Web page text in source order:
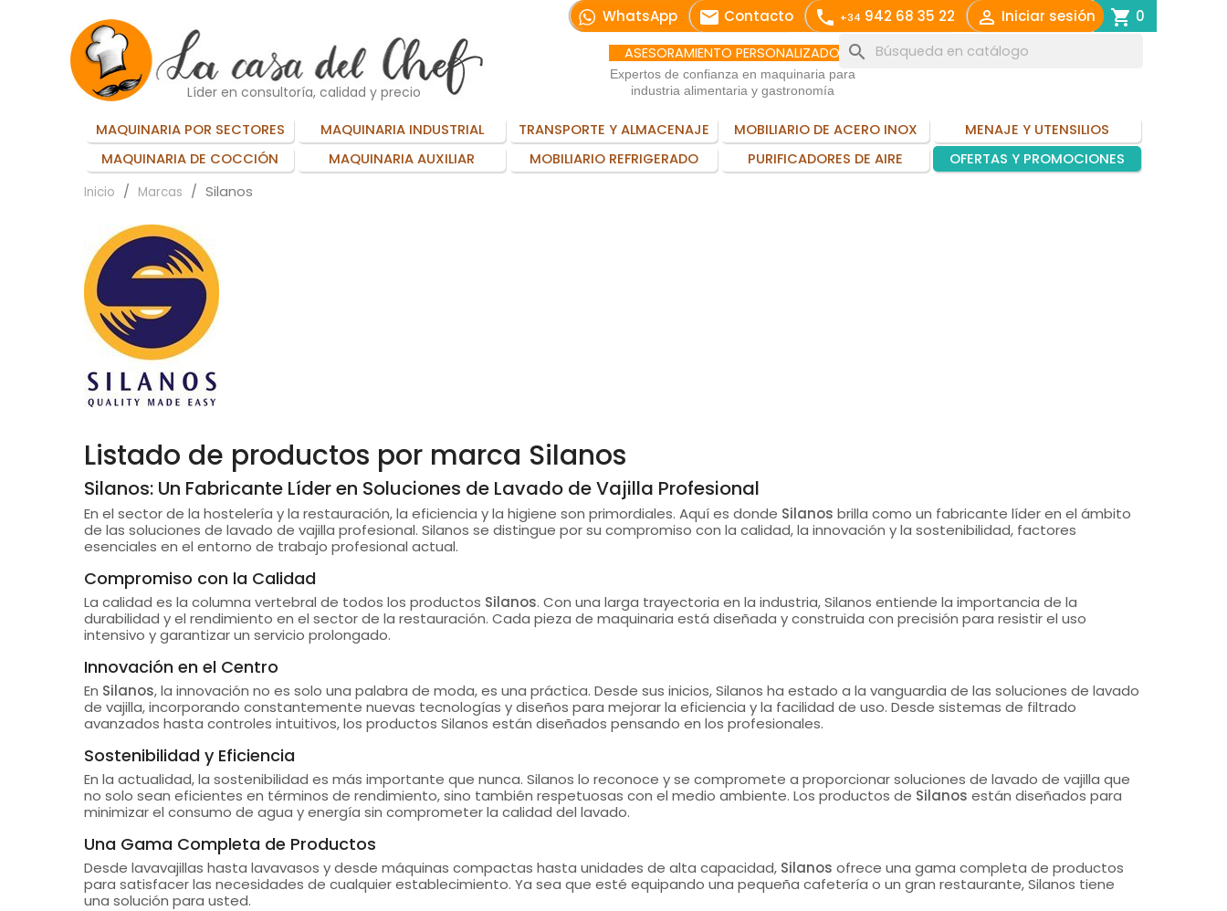
WhatsApp email Contacto call +34 942 68 35 22  Iniciar sesión shopping_cart 0
Líder en consultoría, calidad y precio
ASESORAMIENTO PERSONALIZADO
Expertos de confianza en maquinaria para
industria alimentaria y gastronomía
search
MAQUINARIA POR SECTORES MAQUINARIA INDUSTRIAL TRANSPORTE Y ALMACENAJE MOBILIARIO DE ACERO INOX
MENAJE Y UTENSILIOS
MAQUINARIA DE COCCIÓN
MAQUINARIA AUXILIAR MOBILIARIO REFRIGERADO PURIFICADORES DE AIRE OFERTAS Y PROMOCIONES
Inicio Marcas Silanos
Listado de productos por marca Silanos
Silanos: Un Fabricante Líder en Soluciones de Lavado de Vajilla Profesional
En el sector de la hostelería y la restauración, la eficiencia y la higiene son primordiales. Aquí es donde Silanos brilla como un fabricante líder en el ámbito
de las soluciones de lavado de vajilla profesional. Silanos se distingue por su compromiso con la calidad, la innovación y la sostenibilidad, factores
esenciales en el entorno de trabajo profesional actual.
Compromiso con la Calidad
La calidad es la columna vertebral de todos los productos Silanos. Con una larga trayectoria en la industria, Silanos entiende la importancia de la
durabilidad y el rendimiento en el sector de la restauración. Cada pieza de maquinaria está diseñada y construida con precisión para resistir el uso
intensivo y garantizar un servicio prolongado.
Innovación en el Centro
En Silanos, la innovación no es solo una palabra de moda, es una práctica. Desde sus inicios, Silanos ha estado a la vanguardia de las soluciones de lavado
de vajilla, incorporando constantemente nuevas tecnologías y diseños para mejorar la eficiencia y la facilidad de uso. Desde sistemas de filtrado
avanzados hasta controles intuitivos, los productos Silanos están diseñados pensando en los profesionales.
Sostenibilidad y Eficiencia
En la actualidad, la sostenibilidad es más importante que nunca. Silanos lo reconoce y se compromete a proporcionar soluciones de lavado de vajilla que
no solo sean eficientes en términos de rendimiento, sino también respetuosas con el medio ambiente. Los productos de Silanos están diseñados para
minimizar el consumo de agua y energía sin comprometer la calidad del lavado.
Una Gama Completa de Productos
Desde lavavajillas hasta lavavasos y desde máquinas compactas hasta unidades de alta capacidad, Silanos ofrece una gama completa de productos
para satisfacer las necesidades de cualquier establecimiento. Ya sea que esté equipando una pequeña cafetería o un gran restaurante, Silanos tiene
una solución para usted.